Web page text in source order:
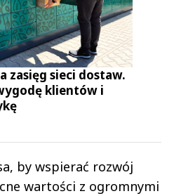
zasięg sieci dostaw.
klientów i
by wspierać rozwój
wartości z ogromnymi